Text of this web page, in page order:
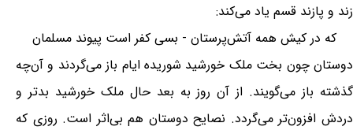
زند و پازند قسم یاد می‌کند:
که در کیش همه آتش‌پرستان - بسی کفر است پیوند مسلمان
دوستان چون بخت ملک خورشید شوریده ایام باز می‌گردند و آن‌چه
گذشته باز می‌گویند. از آن روز به بعد حال ملک خورشید بدتر و
دردش افزون‌تر می‌گردد. نصایح دوستان هم بی‌اثر است. روزی که